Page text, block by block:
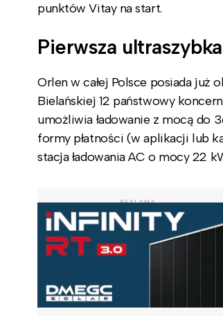
punktów Vitay na start.
Pierwsza
Orlen w całej Polsce posiada już
Bielańskiej 12 państwowy
umożliwia ładowanie z mocą do
formy płatności (w aplikacji lub
stacja ładowania AC o mocy 22
REKLAMA